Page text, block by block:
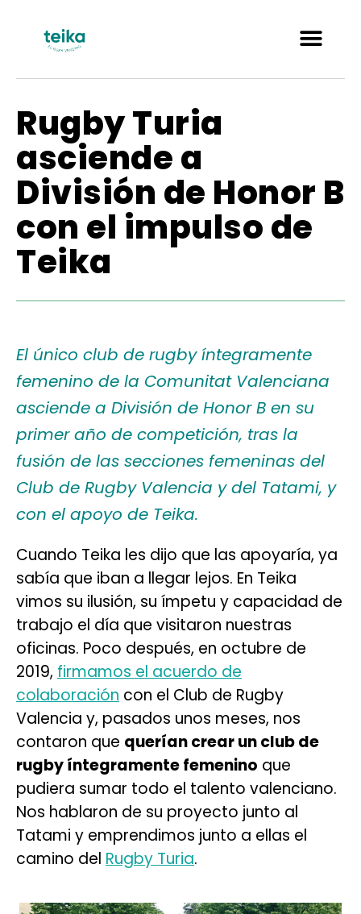
Rugby Turia
asciende a
División de Honor B
con el impulso de
Teika
El único club de rugby íntegramente
femenino de la Comunitat Valenciana
asciende a División de Honor B en su
primer año de competición, tras la
fusión de las secciones femeninas del
Club de Rugby Valencia y del Tatami, y
con el apoyo de Teika.
Cuando Teika les dijo que las apoyaría, ya
sabía que iban a llegar lejos. En Teika
vimos su ilusión, su ímpetu y capacidad de
trabajo el día que visitaron nuestras
oficinas. Poco después, en octubre de
2019, firmamos el acuerdo de
colaboración con el Club de Rugby
Valencia y, pasados unos meses, nos
contaron que querían crear un club de
rugby íntegramente femenino que
pudiera sumar todo el talento valenciano.
Nos hablaron de su proyecto junto al
Tatami y emprendimos junto a ellas el
camino del Rugby Turia.